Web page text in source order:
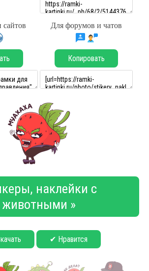
сайтов Для форумов и чатов
Копировать
наклейки с
животными »
✔ Нравится